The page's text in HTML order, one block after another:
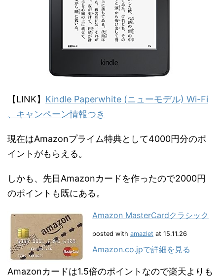
【LINK】 Kindle Paperwhite (ニューモデル) Wi-Fi
、キャンペーン情報つき
現在はAmazonプライム特典として4000円分のポ
イントがもらえる。
しかも、先日Amazonカードを作ったので2000円
のポイントも既にある。
Amazon MasterCardクラシック
posted with amazlet at 15.11.26
Amazon.co.jpで詳細を見る
Amazonカードは1.5倍のポイントなので楽天よりも